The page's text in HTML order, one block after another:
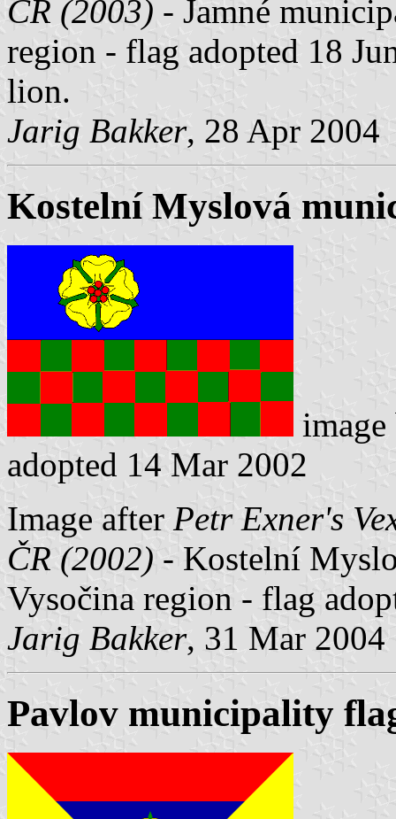
ČR (2003) - Jamné
region - flag adopted 18
lion.
Jarig Bakker, 28 Apr 2004
Kostelní Myslová
adopted 14 Mar 2002
Image after Petr Exner's
ČR (2002) - Kostelní
Vysočina region - flag
Jarig Bakker, 31 Mar 2004
Pavlov municipality